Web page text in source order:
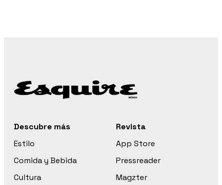
Descubre más
Estilo
Comida y Bebida
Cultura
Revista
App Store
Pressreader
Magzter